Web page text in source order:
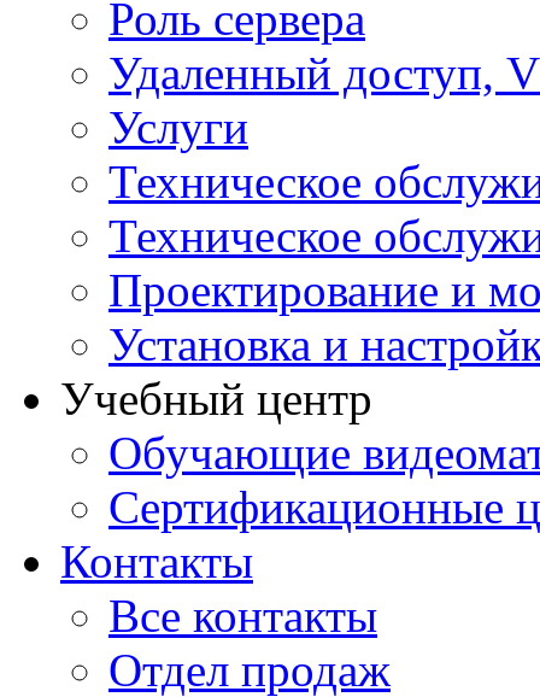
Роль сервера
Удаленный доступ,
Услуги
Техническое
Техническое
Проектирование и
Установка и
Учебный центр
Обучающие
Сертификационные
Контакты
Все контакты
Отдел продаж